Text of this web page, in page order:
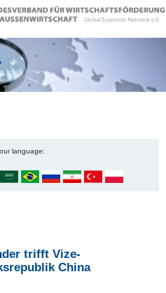
language:
trifft Vize-
China